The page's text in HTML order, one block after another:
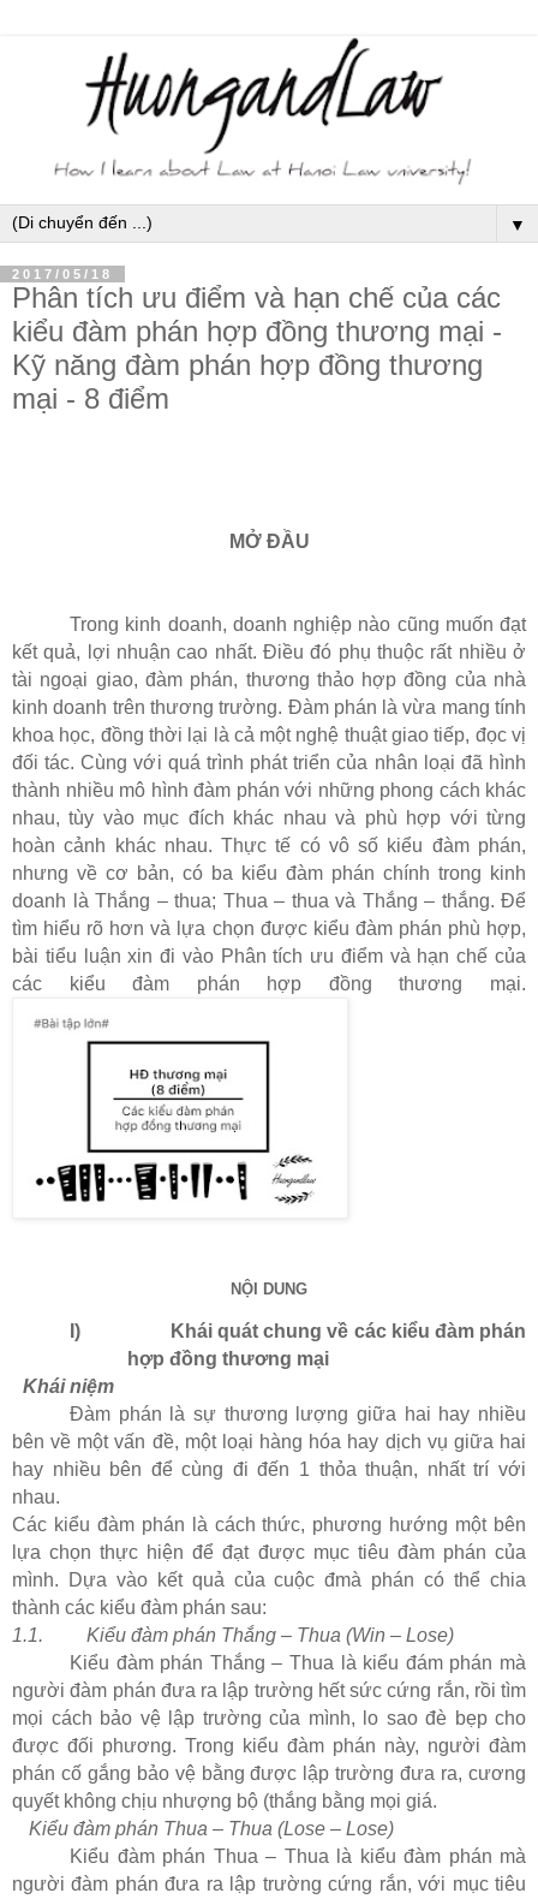
▼
2017/05/18
Phân tích ưu điểm và hạn chế của các
kiểu đàm phán hợp đồng thương mại -
Kỹ năng đàm phán hợp đồng thương
mại - 8 điểm
MỞ ĐẦU
Trong kinh doanh, doanh nghiệp nào cũng muốn đạt
kết quả, lợi nhuận cao nhất. Ðiều đó phụ thuộc rất nhiều ở
tài ngoại giao, đàm phán, thương thảo hợp đồng của nhà
kinh doanh trên thương trường. Đàm phán là vừa mang tính
khoa học, đồng thời lại là cả một nghệ thuật giao tiếp, đọc vị
đối tác. Cùng với quá trình phát triển của nhân loại đã hình
thành nhiều mô hình đàm phán với những phong cách khác
nhau, tùy vào mục đích khác nhau và phù hợp với từng
hoàn cảnh khác nhau. Thực tế có vô số kiểu đàm phán,
nhưng về cơ bản, có ba kiểu đàm phán chính trong kinh
doanh là Thắng – thua; Thua – thua và Thắng – thắng. Để
tìm hiểu rõ hơn và lựa chọn được kiểu đàm phán phù hợp,
bài tiểu luận xin đi vào Phân tích ưu điểm và hạn chế của
các kiểu đàm phán hợp đồng thương mại.
NỘI DUNG
I)
Khái quát chung về các kiểu đàm phán
hợp đồng thương mại
Khái niệm
Đàm phán là sự thương lượng giữa hai hay nhiều
bên về một vấn đề, một loại hàng hóa hay dịch vụ giữa hai
hay nhiều bên để cùng đi đến 1 thỏa thuận, nhất trí với
nhau.
Các kiểu đàm phán là cách thức, phương hướng một bên
lựa chọn thực hiện để đạt được mục tiêu đàm phán của
mình. Dựa vào kết quả của cuộc đmà phán có thể chia
thành các kiểu đàm phán sau:
1.1.
Kiểu đàm phán Thắng – Thua (Win – Lose)
Kiểu đàm phán Thắng – Thua là kiểu đám phán mà
người đàm phán đưa ra lập trường hết sức cứng rắn, rồi tìm
mọi cách bảo vệ lập trường của mình, lo sao đè bẹp cho
được đối phương. Trong kiểu đàm phán này, người đàm
phán cố gắng bảo vệ bằng được lập trường đưa ra, cương
quyết không chịu nhượng bộ (thắng bằng mọi giá.
Kiểu đàm phán Thua – Thua (Lose – Lose)
Kiểu đàm phán Thua – Thua là kiểu đàm phán mà
người đàm phán đưa ra lập trường cứng rắn, với mục tiêu